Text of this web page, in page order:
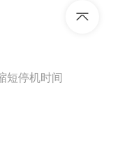
短停机时间